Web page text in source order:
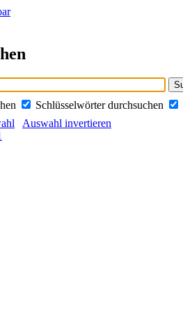
Schlüsselwörter durchsuchen
Auswahl invertieren